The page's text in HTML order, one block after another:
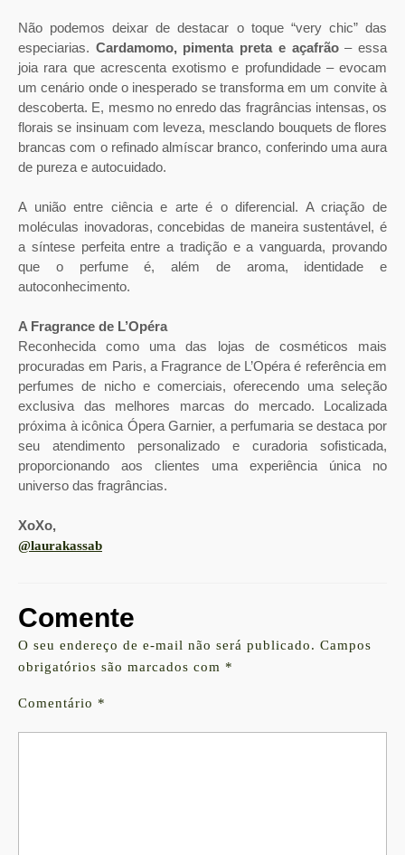
Não podemos deixar de destacar o toque “very chic” das
especiarias. Cardamomo, pimenta preta e açafrão– essa
joia rara que acrescenta exotismo e profundidade – evocam
um cenário onde o inesperado se transforma em um convite à
descoberta. E, mesmo no enredo das fragrâncias intensas, os
florais se insinuam com leveza, mesclando bouquets de flores
brancas com o refinado almíscar branco, conferindo uma aura
de pureza e autocuidado.
A união entre ciência e arte é o diferencial. A criação de
moléculas inovadoras, concebidas de maneira sustentável, é
a síntese perfeita entre a tradição e a vanguarda, provando
que o perfume é, além de aroma, identidade e
autoconhecimento.
A Fragrance de L’Opéra
Reconhecida como uma das lojas de cosméticos mais
procuradas em Paris, a Fragrance de L’Opéra é referência em
perfumes de nicho e comerciais, oferecendo uma seleção
exclusiva das melhores marcas do mercado. Localizada
próxima à icônica Ópera Garnier, a perfumaria se destaca por
seu atendimento personalizado e curadoria sofisticada,
proporcionando aos clientes uma experiência única no
universo das fragrâncias.
XoXo,
@laurakassab
Comente
O seu endereço de e-mail não será publicado. Campos
obrigatórios são marcados com *
Comentário *